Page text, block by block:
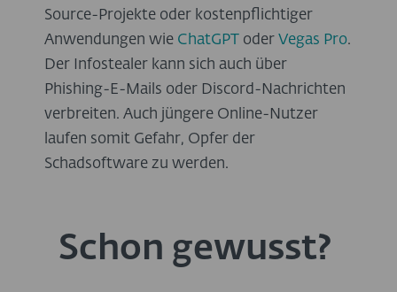
Source-Projekte oder kostenpflichtiger
Anwendungen wie ChatGPT oder Vegas Pro.
Der Infostealer kann sich auch über
Phishing-E-Mails oder Discord-Nachrichten
verbreiten. Auch jüngere Online-Nutzer
laufen somit Gefahr, Opfer der
Schadsoftware zu werden.
Schon gewusst?